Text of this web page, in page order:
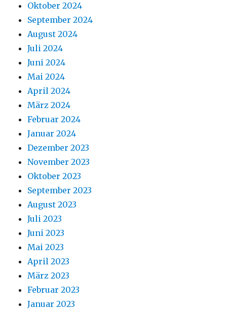
Oktober 2024
September 2024
August 2024
Juli 2024
Juni 2024
Mai 2024
April 2024
März 2024
Februar 2024
Januar 2024
Dezember 2023
November 2023
Oktober 2023
September 2023
August 2023
Juli 2023
Juni 2023
Mai 2023
April 2023
März 2023
Februar 2023
Januar 2023